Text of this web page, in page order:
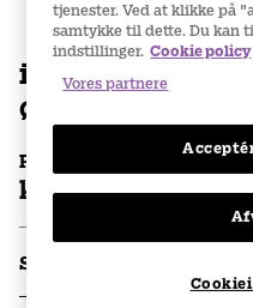
ilid dex
Øjenvipper
Pris per stk
kr. 239
Specifikationer
tjenester. Ved at klikke på
samtykke til dette. Du kan
indstillinger. Cookie policy
Vores partnere